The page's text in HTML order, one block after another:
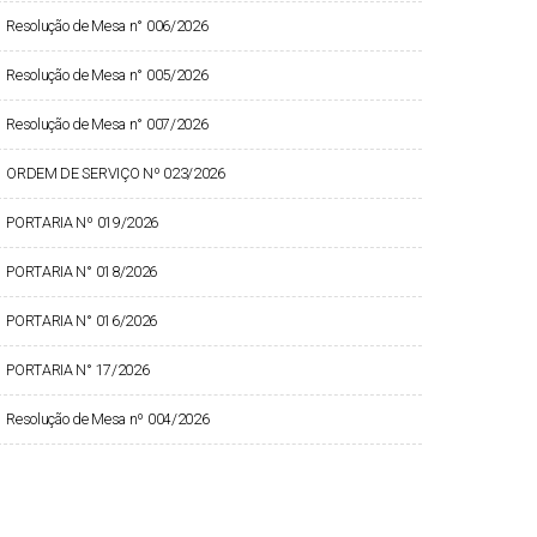
Resolução de Mesa n° 006/2026
Resolução de Mesa n° 005/2026
Resolução de Mesa n° 007/2026
ORDEM DE SERVIÇO Nº 023/2026
PORTARIA Nº 019/2026
PORTARIA N° 018/2026
PORTARIA N° 016/2026
PORTARIA N° 17/2026
Resolução de Mesa nº 004/2026